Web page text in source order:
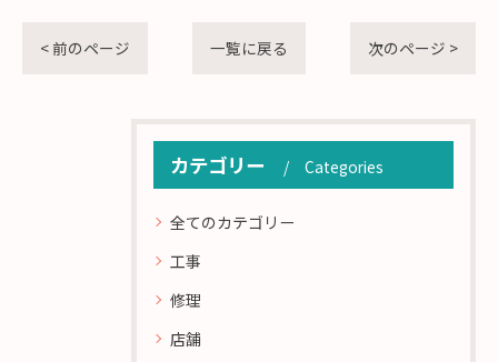
< 前のページ 一覧に戻る 次のページ >
カテゴリー Categories
全てのカテゴリー
工事
修理
店舗